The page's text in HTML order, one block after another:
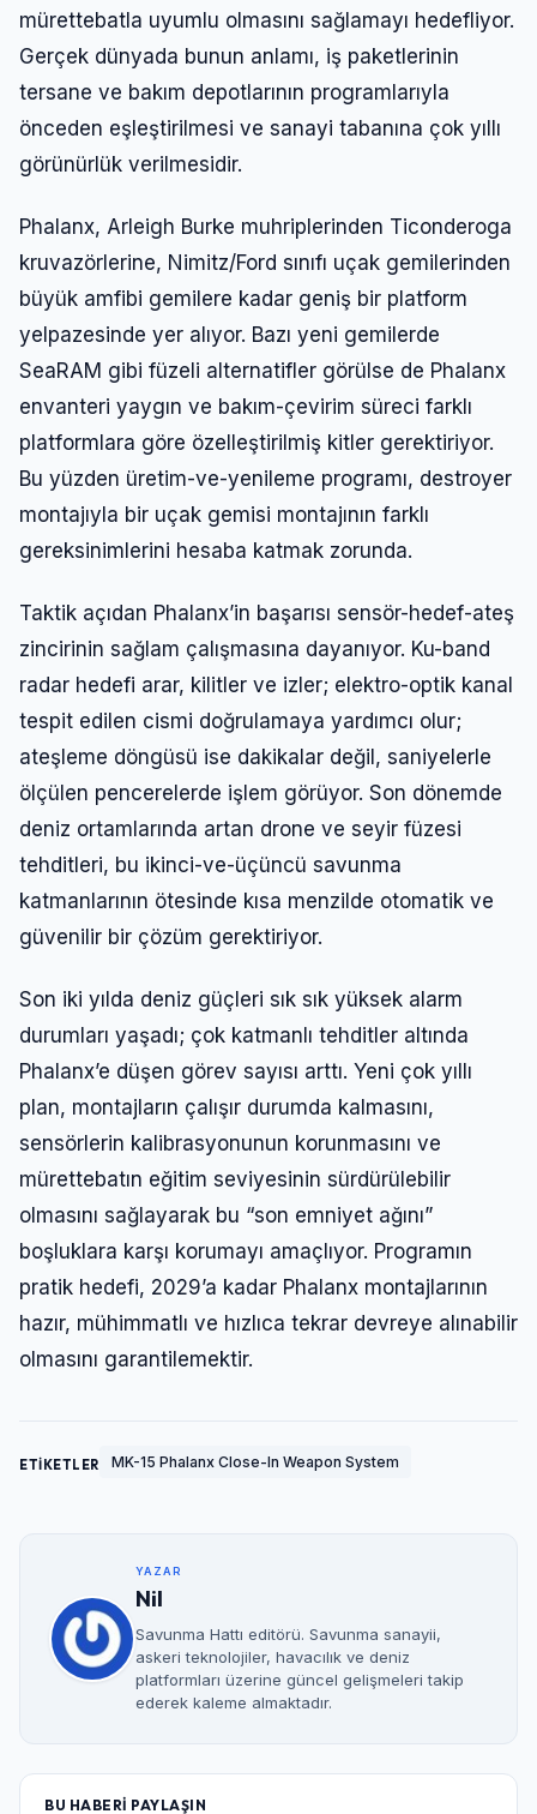
mürettebatla uyumlu olmasını sağlamayı hedefliyor.
Gerçek dünyada bunun anlamı, iş paketlerinin
tersane ve bakım depotlarının programlarıyla
önceden eşleştirilmesi ve sanayi tabanına çok yıllı
görünürlük verilmesidir.
Phalanx, Arleigh Burke muhriplerinden Ticonderoga
kruvazörlerine, Nimitz/Ford sınıfı uçak gemilerinden
büyük amfibi gemilere kadar geniş bir platform
yelpazesinde yer alıyor. Bazı yeni gemilerde
SeaRAM gibi füzeli alternatifler görülse de Phalanx
envanteri yaygın ve bakım-çevirim süreci farklı
platformlara göre özelleştirilmiş kitler gerektiriyor.
Bu yüzden üretim-ve-yenileme programı, destroyer
montajıyla bir uçak gemisi montajının farklı
gereksinimlerini hesaba katmak zorunda.
Taktik açıdan Phalanx’in başarısı sensör-hedef-ateş
zincirinin sağlam çalışmasına dayanıyor. Ku-band
radar hedefi arar, kilitler ve izler; elektro-optik kanal
tespit edilen cismi doğrulamaya yardımcı olur;
ateşleme döngüsü ise dakikalar değil, saniyelerle
ölçülen pencerelerde işlem görüyor. Son dönemde
deniz ortamlarında artan drone ve seyir füzesi
tehditleri, bu ikinci-ve-üçüncü savunma
katmanlarının ötesinde kısa menzilde otomatik ve
güvenilir bir çözüm gerektiriyor.
Son iki yılda deniz güçleri sık sık yüksek alarm
durumları yaşadı; çok katmanlı tehditler altında
Phalanx’e düşen görev sayısı arttı. Yeni çok yıllı
plan, montajların çalışır durumda kalmasını,
sensörlerin kalibrasyonunun korunmasını ve
mürettebatın eğitim seviyesinin sürdürülebilir
olmasını sağlayarak bu “son emniyet ağını”
boşluklara karşı korumayı amaçlıyor. Programın
pratik hedefi, 2029’a kadar Phalanx montajlarının
hazır, mühimmatlı ve hızlıca tekrar devreye alınabilir
olmasını garantilemektir.
ETİKETLER MK-15 Phalanx Close-In Weapon System
YAZAR
Nil
Savunma Hattı editörü. Savunma sanayii,
askeri teknolojiler, havacılık ve deniz
platformları üzerine güncel gelişmeleri takip
ederek kaleme almaktadır.
BU HABERİ PAYLAŞIN